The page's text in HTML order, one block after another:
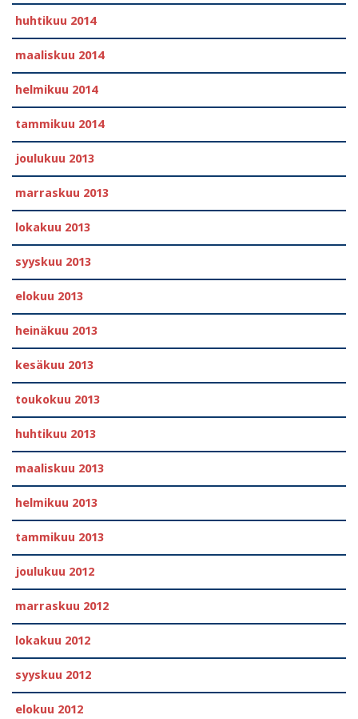
huhtikuu 2014
maaliskuu 2014
helmikuu 2014
tammikuu 2014
joulukuu 2013
marraskuu 2013
lokakuu 2013
syyskuu 2013
elokuu 2013
heinäkuu 2013
kesäkuu 2013
toukokuu 2013
huhtikuu 2013
maaliskuu 2013
helmikuu 2013
tammikuu 2013
joulukuu 2012
marraskuu 2012
lokakuu 2012
syyskuu 2012
elokuu 2012